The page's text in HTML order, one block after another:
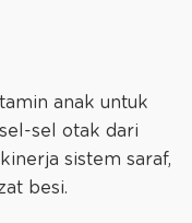
anak untuk
sel otak dari
sistem saraf,
besi.